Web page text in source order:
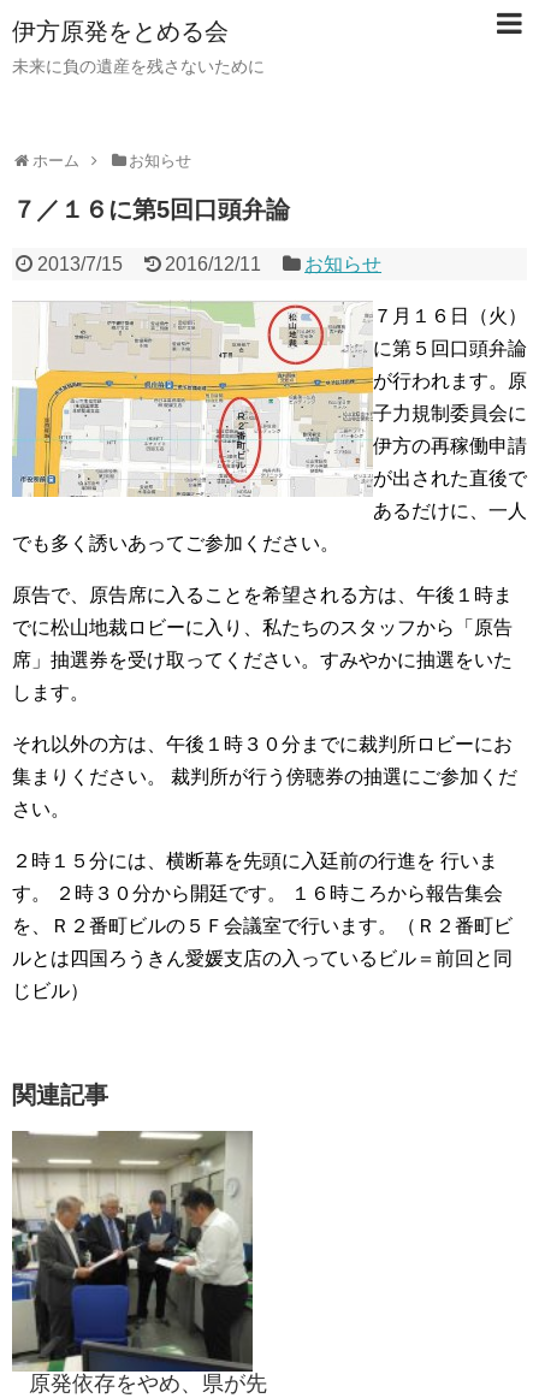
伊方原発をとめる会
未来に負の遺産を残さないために
ホーム お知らせ
７／１６に第5回口頭弁論
2013/7/15 2016/12/11 お知らせ
７月１６日（火）
に第５回口頭弁論
が行われます。原
子力規制委員会に
伊方の再稼働申請
が出された直後で
あるだけに、一人
でも多く誘いあってご参加ください。
原告で、原告席に入ることを希望される方は、午後１時ま
でに松山地裁ロビーに入り、私たちのスタッフから「原告
席」抽選券を受け取ってください。すみやかに抽選をいた
します。
それ以外の方は、午後１時３０分までに裁判所ロビーにお
集まりください。 裁判所が行う傍聴券の抽選にご参加くだ
さい。
２時１５分には、横断幕を先頭に入廷前の行進を 行いま
す。 ２時３０分から開廷です。 １６時ころから報告集会
を、Ｒ２番町ビルの５Ｆ会議室で行います。（Ｒ２番町ビ
ルとは四国ろうきん愛媛支店の入っているビル＝前回と同
じビル）
関連記事
原発依存をやめ、県が先